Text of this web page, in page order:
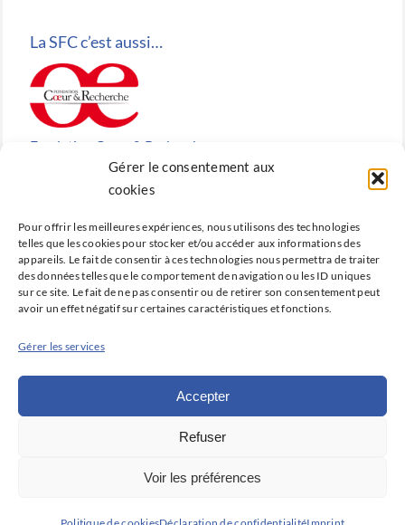
Gérer le consentement aux
cookies
Pour offrir les meilleures expériences, nous utilisons des technologies
telles que les cookies pour stocker et/ou accéder aux informations des
appareils. Le fait de consentir à ces technologies nous permettra de traiter
des données telles que le comportement de navigation ou les ID uniques
sur ce site. Le fait de ne pas consentir ou de retirer son consentement peut
avoir un effet négatif sur certaines caractéristiques et fonctions.
Gérer les services
Accepter
Refuser
Voir les préférences
La SFC c’est aussi…
Fondation Cœur & Recherche
Reconnue d’utilité publique, la Fondation Cœur &
créée en 2010 par la SFC.
plateforme d’information et de formation de la SFC.
Politique de cookies (UE)
Avertissement